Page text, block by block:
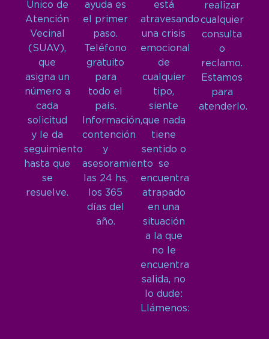
Único de
Atención
Vecinal
(SUAV),
que
asigna un
número a
cada
solicitud
y le da
seguimiento
hasta que
se
resuelve.
ayuda es
el primer
paso.
Teléfono
gratuito
para
todo el
país.
Información,
contención
y
asesoramiento
las 24 hs,
los 365
días del
año.
está
atravesando
una crisis
emocional
de
cualquier
tipo,
siente
que nada
tiene
sentido o
se
encuentra
atrapado
en una
situación
a la que
no le
encuentra
salida, no
lo dude:
Llámenos:
realizar
cualquier
consulta
o
reclamo.
Estamos
para
atenderlo.